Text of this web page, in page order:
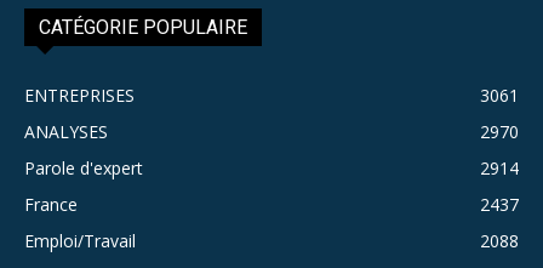
CATÉGORIE POPULAIRE
ENTREPRISES
3061
ANALYSES
2970
Parole d'expert
2914
France
2437
Emploi/Travail
2088